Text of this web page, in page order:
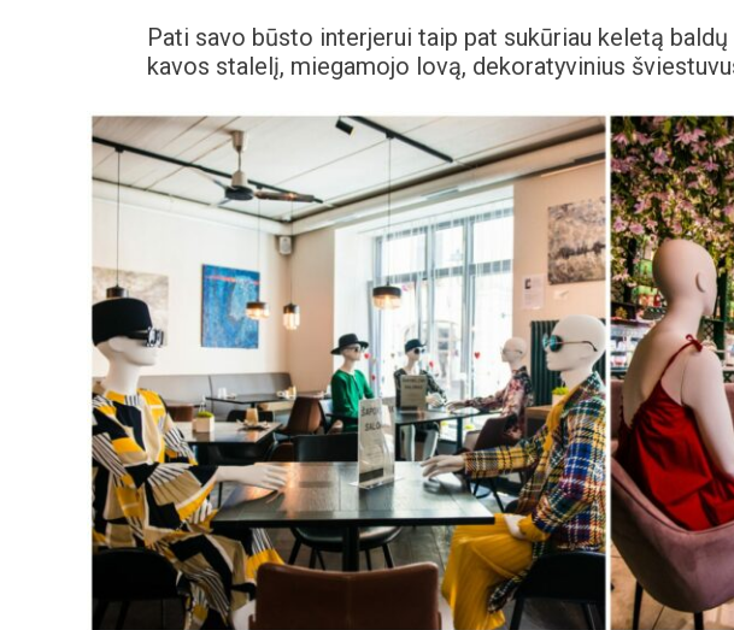
Pati savo būsto interjerui taip pat sukūriau keletą
kavos stalelį, miegamojo lovą, dekoratyvinius